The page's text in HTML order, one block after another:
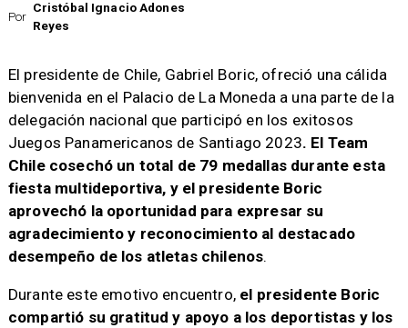
Por
Cristóbal Ignacio Adones
Reyes
​El presidente de Chile, Gabriel Boric, ofreció una cálida
bienvenida en el Palacio de La Moneda a una parte de la
delegación nacional que participó en los exitosos
Juegos Panamericanos de Santiago 2023. El Team
Chile cosechó un total de 79 medallas durante esta
fiesta multideportiva, y el presidente Boric
aprovechó la oportunidad para expresar su
agradecimiento y reconocimiento al destacado
desempeño de los atletas chilenos.
Durante este emotivo encuentro, el presidente Boric
compartió su gratitud y apoyo a los deportistas y los